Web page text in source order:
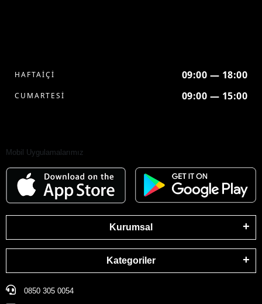
HAFTAİÇİ 09:00 — 18:00
CUMARTESİ 09:00 — 15:00
Mobil Uygulamalarımız
Kurumsal
Kategoriler
0850 305 0054